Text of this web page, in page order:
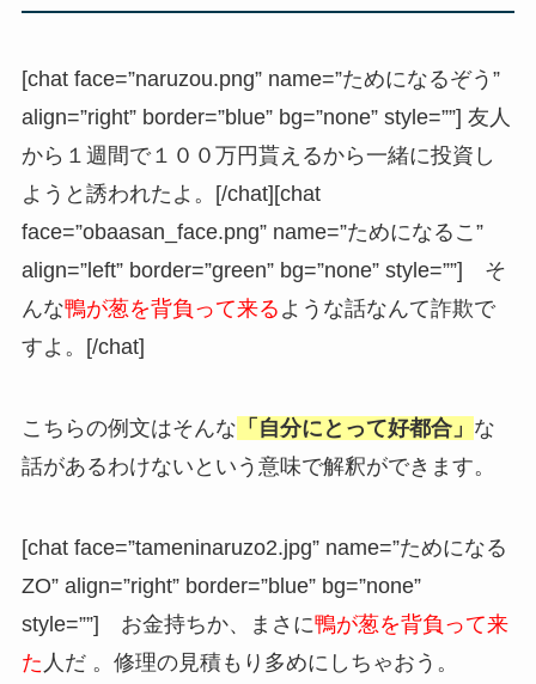
[chat face=”naruzou.png” name=”ためになるぞう”
align=”right” border=”blue” bg=”none” style=””] 友人
から１週間で１００万円貰えるから一緒に投資し
ようと誘われたよ。[/chat][chat
face=”obaasan_face.png” name=”ためになるこ”
align=”left” border=”green” bg=”none” style=””] そ
んな鴨が葱を背負って来る ような話なんて詐欺で
すよ。[/chat]
こちらの例文はそんな 「自分にとって好都合」 な
話があるわけないという意味で解釈ができます。
[chat face=”tameninaruzo2.jpg” name=”ためになる
ZO” align=”right” border=”blue” bg=”none”
style=””] お金持ちか、まさに鴨が葱を背負って来
た 人だ 。修理の見積もり多めにしちゃおう。